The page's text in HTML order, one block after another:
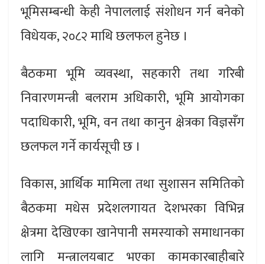
भूमिसम्बन्धी केही नेपाललाई संशोधन गर्न बनेको
विधेयक, २०८२ माथि छलफल हुनेछ ।
बैठकमा भूमि व्यवस्था, सहकारी तथा गरिबी
निवारणमन्त्री बलराम अधिकारी, भूमि आयोगका
पदाधिकारी, भूमि, वन तथा कानुन क्षेत्रका विज्ञसँग
छलफल गर्ने कार्यसूची छ ।
विकास, आर्थिक मामिला तथा सुशासन समितिको
बैठकमा मधेस प्रदेशलगायत देशभरका विभिन्न
क्षेत्रमा देखिएका खानेपानी समस्याको समाधानका
लागि मन्त्रालयबाट भएका कामकारबाहीबारे